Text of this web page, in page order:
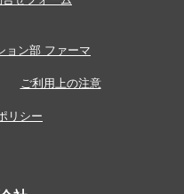
ョン部 ファーマ
ご利用上の注意
リシー